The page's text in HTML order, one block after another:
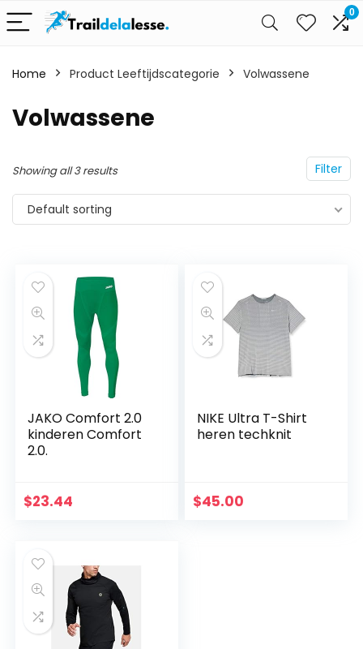
0
Home Product Leeftijdscategorie Volwassene
Volwassene
Filter
Showing all 3 results
Default sorting
JAKO Comfort 2.0
kinderen Comfort
2.0.
$23.44
NIKE Ultra T-Shirt
heren techknit
$45.00